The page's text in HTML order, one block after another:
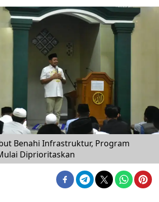
Benahi Infrastruktur, Program
Diprioritaskan